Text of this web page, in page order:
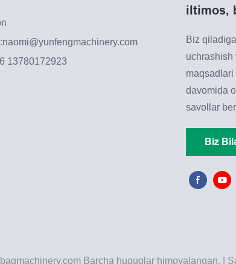
naomi@yunfengmachinery.com
13780172923
iltimos,
Biz
davomida
savollar
Biz
Barcha huquqlar himoyalangan. |